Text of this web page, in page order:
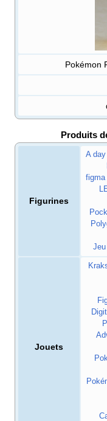
Pokémon
Produits
Figurines
A
figma
Jouets